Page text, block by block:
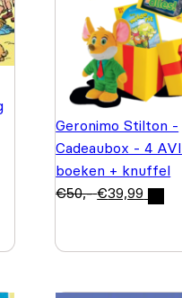
Geronimo Stilton -
Cadeaubox - 4 AVI
boeken + knuffel
€50,- €39,99